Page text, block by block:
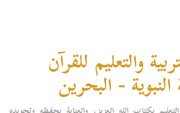
والتعليم للقرآن
- البحرين